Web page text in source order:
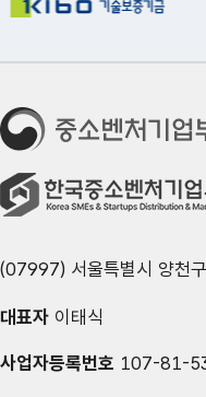
(07997) 서울특별시 양천
대표자 이태식
사업자등록번호 107-81-